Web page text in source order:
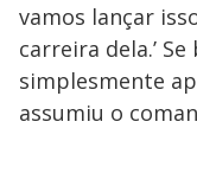
vamos lançar
carreira dela.’
simplesmente
assumiu o